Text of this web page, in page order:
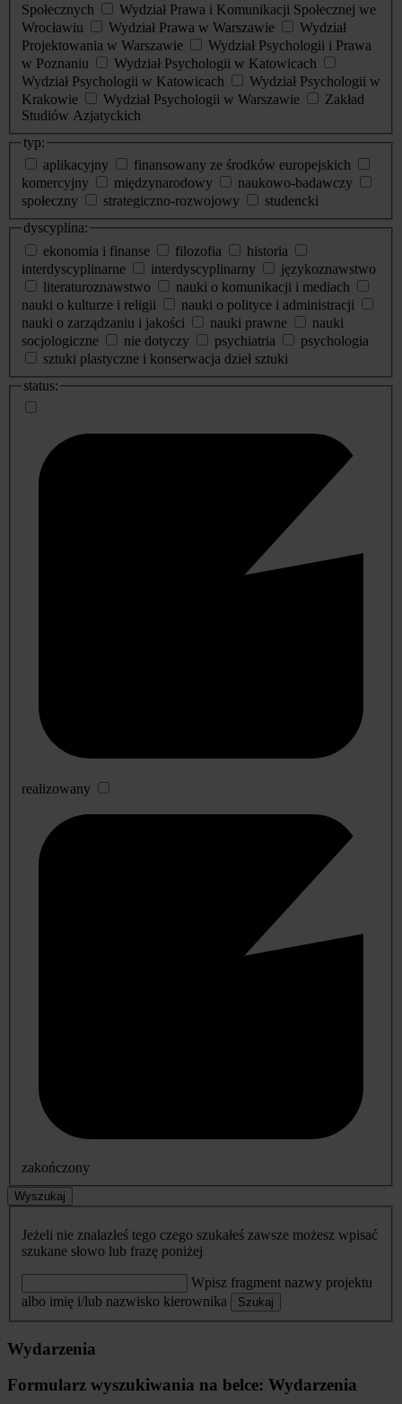
Społecznych
Wydział Prawa i Komunikacji Społecznej we
Wrocławiu
Wydział Prawa w Warszawie
Wydział
Projektowania w Warszawie
Wydział Psychologii i Prawa
w Poznaniu
Wydział Psychologii w Katowicach
Wydział Psychologii w Katowicach
Wydział Psychologii w
Krakowie
Wydział Psychologii w Warszawie
Zakład
Studiów Azjatyckich
typ:
aplikacyjny
finansowany ze środków europejskich
komercyjny
międzynarodowy
naukowo-badawczy
społeczny
strategiczno-rozwojowy
studencki
dyscyplina:
ekonomia i finanse
filozofia
historia
interdyscyplinarne
interdyscyplinarny
językoznawstwo
literaturoznawstwo
nauki o komunikacji i mediach
nauki o kulturze i religii
nauki o polityce i administracji
nauki o zarządzaniu i jakości
nauki prawne
nauki
socjologiczne
nie dotyczy psychiatria
psychologia
sztuki plastyczne i konserwacja dzieł sztuki
status:
realizowany
zakończony
Wyszukaj
Jeżeli nie znalazłeś tego czego szukałeś zawsze możesz wpisać
szukane słowo lub frazę poniżej
Wpisz fragment nazwy projektu
albo imię i/lub nazwisko kierownika
Szukaj
Wydarzenia
Formularz wyszukiwania na belce: Wydarzenia